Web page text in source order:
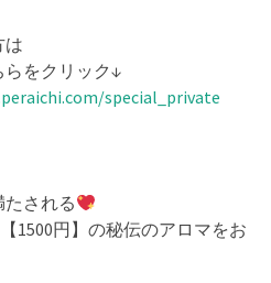
は
をクリック↓
special_private
たされる
1500円】 の秘伝のアロマをお